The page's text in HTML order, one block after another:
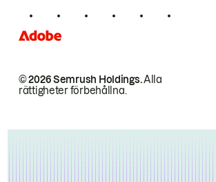
© 2026 Semrush Holdings.Alla
rättigheter förbehållna.